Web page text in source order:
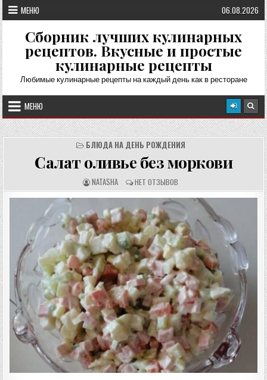
Перейти
к
содержимому
МЕНЮ 06.08.2026
Сборник лучших кулинарных
рецептов. Вкусные и простые
кулинарные рецепты
Любимые кулинарные рецепты на каждый день как в ресторане
МЕНЮ
БЛЮДА НА ДЕНЬ РОЖДЕНИЯ
Салат оливье без моркови
А
В
Т
Р
Р
Е
Ц
Е
П
Т
А
:
NATASHA О
Т
З
В
Ы
:
НЕТ ОТЗЫВОВ